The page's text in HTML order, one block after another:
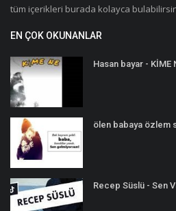
tüm içerikleri burada kolayca
EN ÇOK OKUNANLAR
Hasan bayar - KİME
ölen babaya özlem
Recep Süslü - Sen